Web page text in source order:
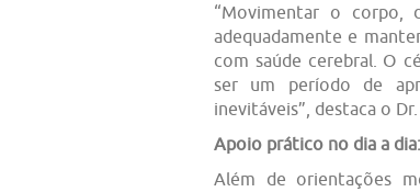
“Movimentar o corpo,
adequadamente e
com saúde cerebral. O
ser um período de
inevitáveis”, destaca o Dr.
Apoio prático no dia a
Além de orientações